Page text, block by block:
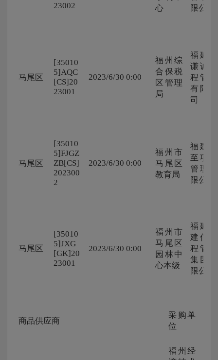
23002
心
限公司
马尾区
[35010
5]AQC
[CS]20
23001
2023/6/30 0:00
福州综
合保税
区管理
局
福建省
谦诚工
程管理
有限公
司
马尾区
[35010
5]FJGZ
ZB[CS]
202300
2
2023/6/30 0:00
福州市
马尾区
教育局
福建国
至项目
管理有
限公司
马尾区
[35010
5]JXG
[GK]20
23001
2023/6/30 0:00
福州市
马尾区
园林中
心本级
福建省
建信工
程管理
集团有
限公司
商品供应商
采购单
位
福州经